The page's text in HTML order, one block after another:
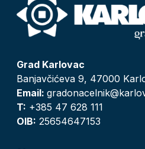
Grad Karlovac
Banjavčićeva 9, 47000
Email:
T: +385 47 628 111
OIB: 25654647153